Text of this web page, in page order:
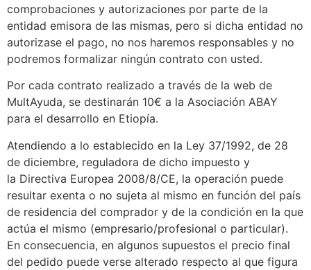
comprobaciones y autorizaciones por parte de la
entidad emisora de las mismas, pero si dicha entidad no
autorizase el pago, no nos haremos responsables y no
podremos formalizar ningún contrato con usted.
Por cada contrato realizado a través de la web de
MultAyuda, se destinarán 10€ a la Asociación ABAY
para el desarrollo en Etiopía.
Atendiendo a lo establecido en la Ley 37/1992, de 28
de diciembre, reguladora de dicho impuesto y
la Directiva Europea 2008/8/CE, la operación puede
resultar exenta o no sujeta al mismo en función del país
de residencia del comprador y de la condición en la que
actúa el mismo (empresario/profesional o particular).
En consecuencia, en algunos supuestos el precio final
del pedido puede verse alterado respecto al que figura